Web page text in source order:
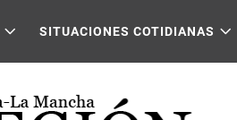
SITUACIONES COTIDIANAS